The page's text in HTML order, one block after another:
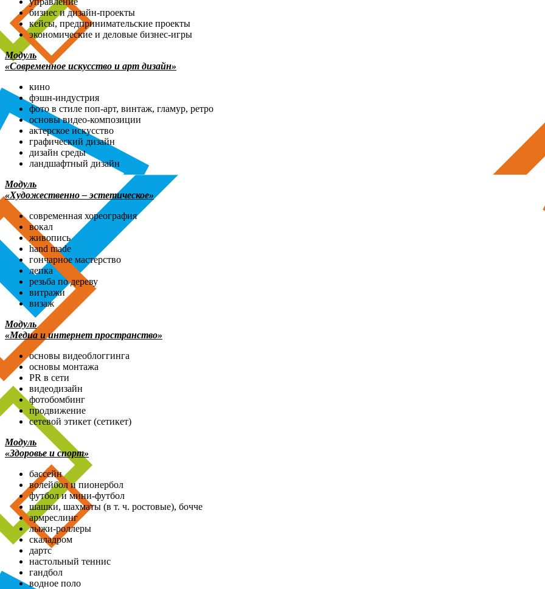
бизнес и дизайн-проекты
кейсы, предпринимательские проекты
экономические и деловые бизнес-игры
Модуль
«Современное искусство и арт дизайн»
кино
фэшн-индустрия
фото в стиле поп-арт, винтаж, гламур, ретро
основы видео-композиции
актерское искусство
графический дизайн
дизайн среды
ландшафтный дизайн
Модуль
«Художественно – эстетическое»
современная хореография
вокал
живопись
hand made
гончарное мастерство
лепка
резьба по дереву
витражи
визаж
Модуль
«Медиа и интернет пространство»
основы видеоблоггинга
основы монтажа
PR в сети
видеодизайн
фотобомбинг
продвижение
сетевой этикет (сетикет)
Модуль
«Здоровье и спорт»
бассейн
волейбол и пионербол
футбол и мини-футбол
шашки, шахматы (в т. ч. ростовые), бочче
армреслинг
лыжи-роллеры
скаладром
дартс
настольный теннис
гандбол
водное поло